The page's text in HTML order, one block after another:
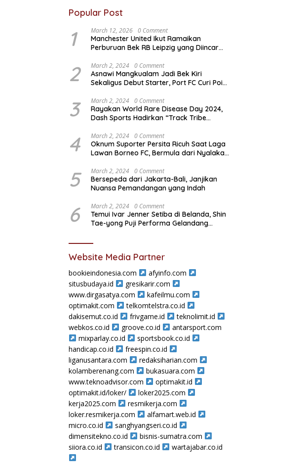
Popular Post
1 March 12, 2026 0 Comment
Manchester United Ikut Ramaikan
Perburuan Bek RB Leipzig yang Diincar
2 March 2, 2024 0 Comment
Asnawi Mangkualam Jadi Bek Kiri
Sekaligus Debut Starter, Port FC Curi Poin
3 March 2, 2024 0 Comment
Rayakan World Rare Disease Day 2024,
Dash Sports Hadirkan “Track Tribe
4 March 2, 2024 0 Comment
Oknum Suporter Persita Ricuh Saat Laga
Lawan Borneo FC, Bermula dari Nyalakan
5 March 2, 2024 0 Comment
Bersepeda dari Jakarta-Bali, Janjikan
Nuansa Pemandangan yang Indah
6 March 2, 2024 0 Comment
Temui Ivar Jenner Setiba di Belanda, Shin
Tae-yong Puji Performa Gelandang
Website Media Partner
bookieindonesia.com
afyinfo.com
situsbudaya.id
gresikarir.com
www.dirgasatya.com
kafeilmu.com
optimakit.com
telkomtelstra.co.id
dakisemut.co.id
frivgame.id
teknolimit.id
webkos.co.id
groove.co.id
antarsport.com
mixparlay.co.id
sportsbook.co.id
handicap.co.id
freespin.co.id
liganusantara.com
redaksiharian.com
kolamberenang.com
bukasuara.com
www.teknoadvisor.com
optimakit.id
optimakit.id/loker/
loker2025.com
kerja2025.com
resmikerja.com
loker.resmikerja.com
alfamart.web.id
micro.co.id
sanghyangseri.co.id
dimensitekno.co.id
bisnis-sumatra.com
siiora.co.id
transicon.co.id wartajabar.co.id